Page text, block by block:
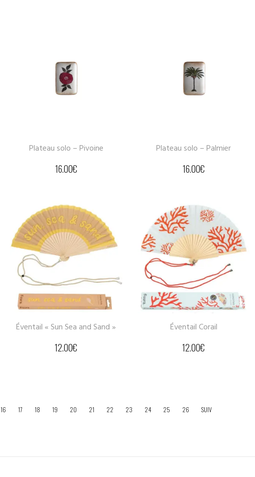
Plateau solo – Pivoine
16.00€
Plateau solo – Palmier
16.00€
Éventail « Sun Sea and Sand »
12.00€
Éventail Corail
12.00€
16 17 18 19 20 21 22 23 24 25 26 SUIV